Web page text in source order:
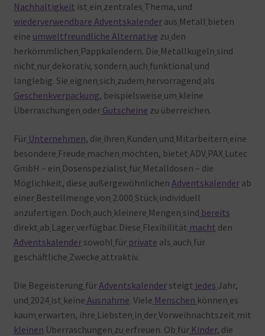
Nachhaltigkeit ist ein zentrales Thema, und
wiederverwendbare Adventskalenderaus Metall bieten
eine umweltfreundliche Alternative zu den
herkömmlichen Pappkalendern. Die Metallkugeln sind
nicht nur dekorativ, sondern auch funktional und
langlebig. Sie eignen sich zudem hervorragend als
Geschenkverpackung, beispielsweise um kleine
Überraschungen oderGutscheine zu überreichen.
FürUnternehmen, die ihren Kunden und Mitarbeitern eine
besondere Freude machen möchten, bietet ADV PAX Lutec
GmbH – ein Dosenspezialist für Metalldosen – die
Möglichkeit, diese außergewöhnlichen Adventskalenderab
einer Bestellmenge von 2.000 Stück individuell
anzufertigen. Doch auch kleinere Mengen sind bereits
direkt ab Lagerverfügbar. Diese Flexibilität macht den
Adventskalendersowohl fürprivate als auch für
geschäftliche Zwecke attraktiv.
Die Begeisterung fürAdventskalendersteigt jedes Jahr,
und 2024 ist keine Ausnahme. Viele Menschen können es
kaum erwarten, ihre Liebsten in derVorweihnachtszeit mit
kleinen Überraschungen zu erfreuen. Ob für Kinder, die